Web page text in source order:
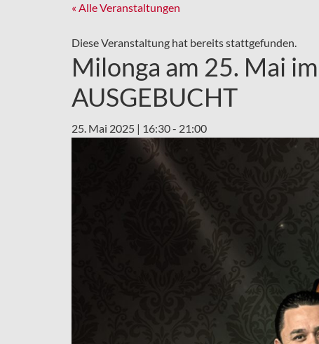
« Alle Veranstaltungen
Diese Veranstaltung hat bereits stattgefunden.
Milonga am 25. Mai
AUSGEBUCHT
25. Mai 2025 | 16:30- 21:00